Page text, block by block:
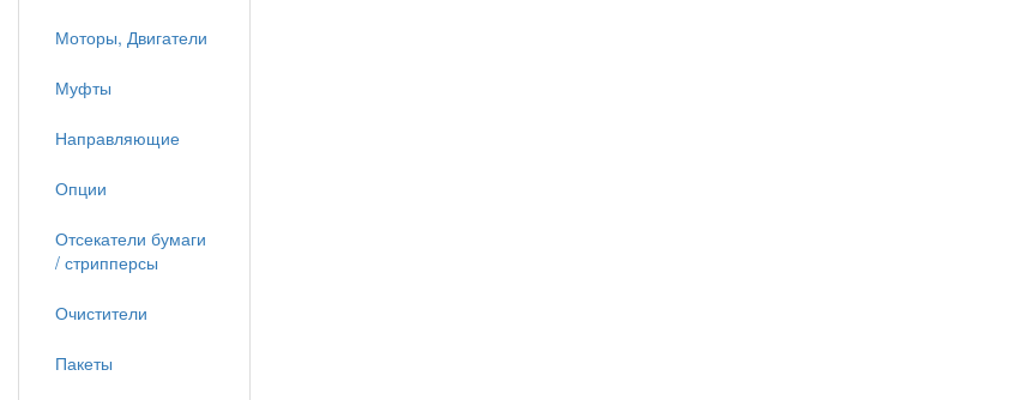
Моторы, Двигатели
Муфты
Направляющие
Опции
Отсекатели бумаги
/ стрипперсы
Очистители
Пакеты